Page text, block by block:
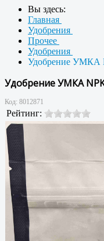
Вы здесь:
Главная
Удобрения
Прочее
Удобрения
Удобрение УМКА
Удобрение УМКА NPK
Код: 8012871
Рейтинг: